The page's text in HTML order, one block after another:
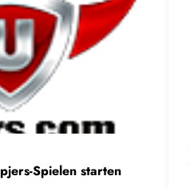
Spielen starten